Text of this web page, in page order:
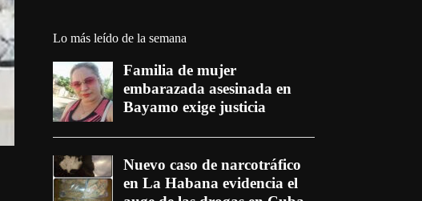
Lo más leído de la semana